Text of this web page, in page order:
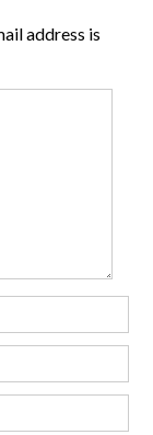
address is